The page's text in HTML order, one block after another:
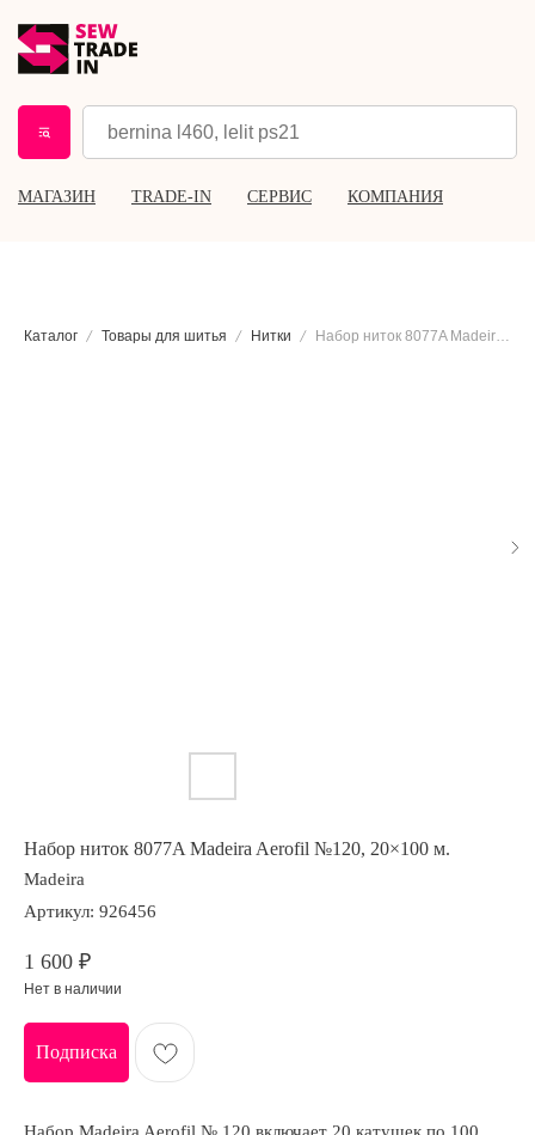
МАГАЗИН TRADE-IN СЕРВИС КОМПАНИЯ
Каталог Товары для шитья Нитки Набор ниток 8077A Madeira Aerofil №120, 20×100 м.
Набор ниток 8077A Madeira Aerofil №120, 20×100 м.
Madeira
Артикул: 926456
1 600 ₽
Нет в наличии
Подписка